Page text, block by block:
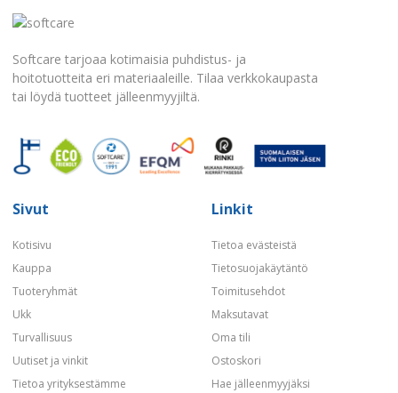
Softcare tarjoaa kotimaisia puhdistus- ja
hoitotuotteita eri materiaaleille. Tilaa verkkokaupasta
tai löydä tuotteet jälleenmyyjiltä.
Sivut
Kotisivu
Kauppa
Tuoteryhmät
Ukk
Turvallisuus
Uutiset ja vinkit
Tietoa yrityksestämme
Linkit
Tietoa evästeistä
Tietosuojakäytäntö
Toimitusehdot
Maksutavat
Oma tili
Ostoskori
Hae jälleenmyyjäksi